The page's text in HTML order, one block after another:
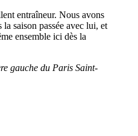
entraîneur. Nous avons
saison passée avec lui, et
ensemble ici dès la
gauche du Paris Saint-